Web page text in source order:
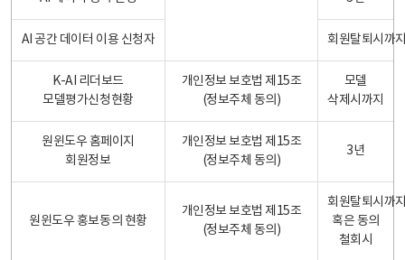
AI 공간 데이터 이용 신청자 회원탈퇴시까
K-AI 리더보드
모델평가신청현황
개인정보 보호법 제15조
(정보주체 동의)
모델
삭제시까지
원윈도우 홈페이지
회원정보
개인정보 보호법 제15조
(정보주체 동의)
3년
원윈도우 홍보동의 현황
개인정보 보호법 제15조
(정보주체 동의)
회원탈퇴시까
혹은 동의
철회시